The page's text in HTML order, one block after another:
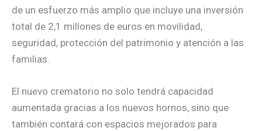
de un esfuerzo más amplio que incluye una inversión
total de 2,1 millones de euros en movilidad,
seguridad, protección del patrimonio y atención a las
familias.
El nuevo crematorio no solo tendrá capacidad
aumentada gracias a los nuevos hornos, sino que
también contará con espacios mejorados para